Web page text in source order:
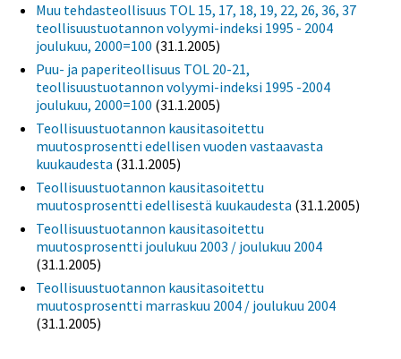
Muu tehdasteollisuus TOL 15, 17, 18, 19, 22, 26, 36, 37
teollisuustuotannon volyymi-indeksi 1995 - 2004
joulukuu, 2000=100 (31.1.2005)
Puu- ja paperiteollisuus TOL 20-21,
teollisuustuotannon volyymi-indeksi 1995 -2004
joulukuu, 2000=100 (31.1.2005)
Teollisuustuotannon kausitasoitettu
muutosprosentti edellisen vuoden vastaavasta
kuukaudesta (31.1.2005)
Teollisuustuotannon kausitasoitettu
muutosprosentti edellisestä kuukaudesta (31.1.2005)
Teollisuustuotannon kausitasoitettu
muutosprosentti joulukuu 2003 / joulukuu 2004
(31.1.2005)
Teollisuustuotannon kausitasoitettu
muutosprosentti marraskuu 2004 / joulukuu 2004
(31.1.2005)